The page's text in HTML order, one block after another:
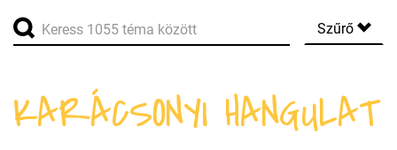
Szűrő
KARÁCSONYI HANGULAT